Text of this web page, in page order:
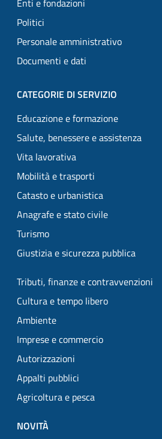
Enti e fondazioni
Politici
Personale amministrativo
Documenti e dati
CATEGORIE DI SERVIZIO
Educazione e formazione
Salute, benessere e assistenza
Vita lavorativa
Mobilità e trasporti
Catasto e urbanistica
Anagrafe e stato civile
Turismo
Giustizia e sicurezza pubblica
Tributi, finanze e contravvenzioni
Cultura e tempo libero
Ambiente
Imprese e commercio
Autorizzazioni
Appalti pubblici
Agricoltura e pesca
NOVITÀ